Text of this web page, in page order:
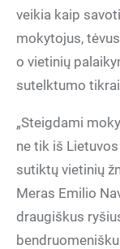
veikia kaip
mokytojus,
o vietinių
sutelktumo
„Steigdami
ne tik iš
sutiktų vietinių
Meras Emilio
draugiškus